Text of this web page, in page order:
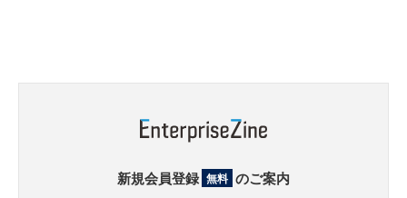
新規会員登録 無料 のご案内